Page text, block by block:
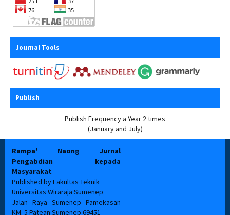
Journal Tools
Publish
Publish Frequency a Year 2 times
(January and July)
Rampa' Naong Jurnal
Pengabdian kepada
Masyarakat
Published by Fakultas Teknik
Universitas Wiraraja Sumenep
Jalan Raya Sumenep Pamekasan
KM. 5 Patean Sumenep 69451